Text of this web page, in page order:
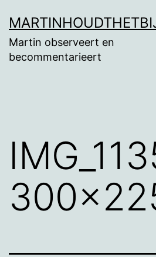
naar
de
Martin observeert en
becommentarieert